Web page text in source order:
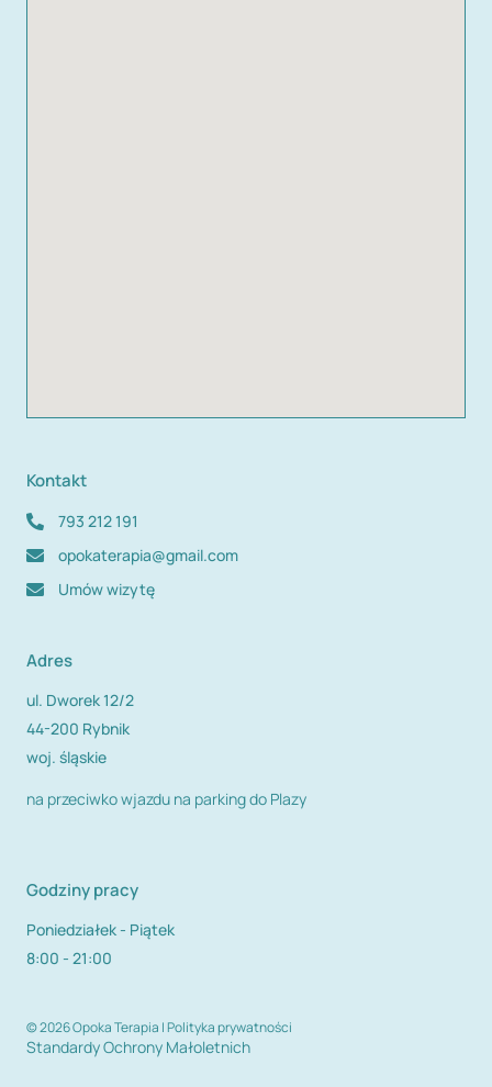
Kontakt
793 212 191
opokaterapia@gmail.com
Umów wizytę
Adres
ul. Dworek 12/2
44-200 Rybnik
woj. śląskie
na przeciwko wjazdu na parking do Plazy
Godziny pracy
Poniedziałek - Piątek
8:00 - 21:00
© 2026 Opoka Terapia |Polityka prywatności
Standardy Ochrony Małoletnich